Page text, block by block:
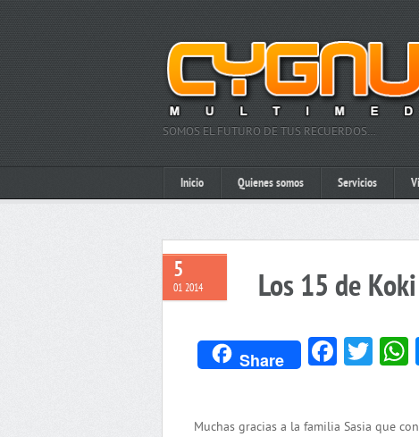
SOMOS EL FUTURO DE TUS RECUERDOS…
Inicio Quienes somos Servicios
5
01 2014 Los 15 de
Share
Muchas gracias a la familia Sasia que